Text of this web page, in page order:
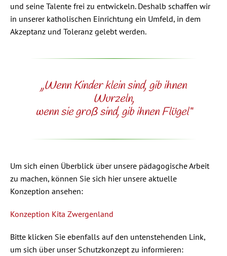
und seine Talente frei zu entwickeln. Deshalb schaffen wir
in unserer katholischen Einrichtung ein Umfeld, in dem
Akzeptanz und Toleranz gelebt werden.
„Wenn Kinder klein sind, gib ihnen
Wurzeln,
wenn sie groß sind, gib ihnen Flügel“
Um sich einen Überblick über unsere pädagogische Arbeit
zu machen, können Sie sich hier unsere aktuelle
Konzeption ansehen:
Konzeption Kita Zwergenland
Bitte klicken Sie ebenfalls auf den untenstehenden Link,
um sich über unser Schutzkonzept zu informieren: